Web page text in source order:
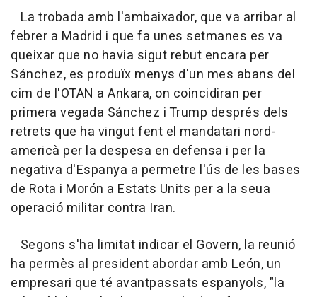
La trobada amb l'ambaixador, que va arribar al
febrer a Madrid i que fa unes setmanes es va
queixar que no havia sigut rebut encara per
Sánchez, es produïx menys d'un mes abans del
cim de l'OTAN a Ankara, on coincidiran per
primera vegada Sánchez i Trump després dels
retrets que ha vingut fent el mandatari nord-
americà per la despesa en defensa i per la
negativa d'Espanya a permetre l'ús de les bases
de Rota i Morón a Estats Units per a la seua
operació militar contra Iran.
Segons s'ha limitat indicar el Govern, la reunió
ha permès al president abordar amb León, un
empresari que té avantpassats espanyols, "la